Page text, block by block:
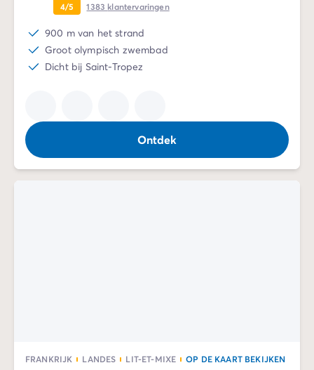
4/5 1383 klantervaringen
900 m van het strand
Groot olympisch zwembad
Dicht bij Saint-Tropez
Ontdek
FRANKRIJK LANDES LIT-ET-MIXE OP DE KAART BEKIJKEN